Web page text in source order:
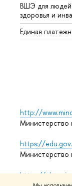
ВШЭ для людей
здоровья и
Единая
http://
Министерство
https://
Министерство
https://